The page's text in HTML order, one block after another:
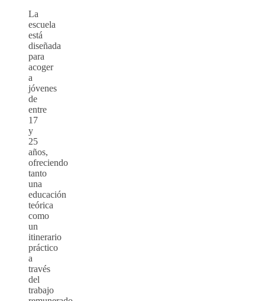
La
escuela
está
diseñada
para
acoger
a
jóvenes
de
entre
17
y
25
años,
ofreciendo
tanto
una
educación
teórica
como
un
itinerario
práctico
a
través
del
trabajo